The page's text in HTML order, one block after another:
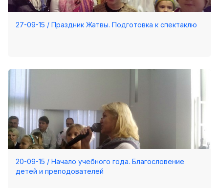
27-09-15 / Праздник Жатвы. Подготовка к спектаклю
20-09-15 / Начало учебного года. Благословение
детей и преподователей